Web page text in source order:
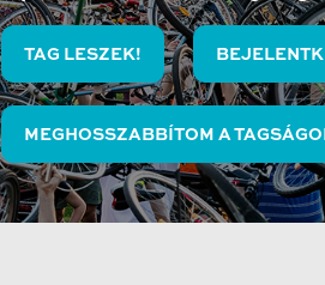
TAG LESZEK!
MEGHOSSZABBÍTOM A